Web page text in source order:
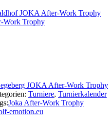
JOKA After-Work Trophy
Work Trophy
JOKA After-Work Trophy
Turniere, Turnierkalender
Joka After-Work Trophy
emotion.eu